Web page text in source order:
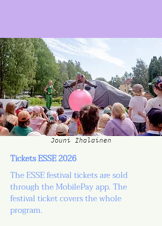
Jouni Ihalainen
Tickets ESSE 2026
The ESSE festival tickets are sold
through the MobilePay app. The
festival ticket covers the whole
program.